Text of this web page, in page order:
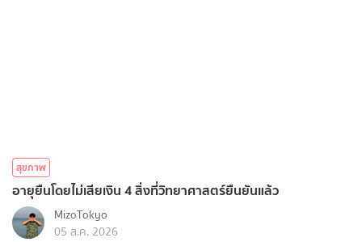
สุขภาพ
อายุยืนโดยไม่เสียเงิน 4 สิ่งที่วิทยาศาสตร์ยืนยันแล้ว
MizoTokyo
05 ส.ค. 2026